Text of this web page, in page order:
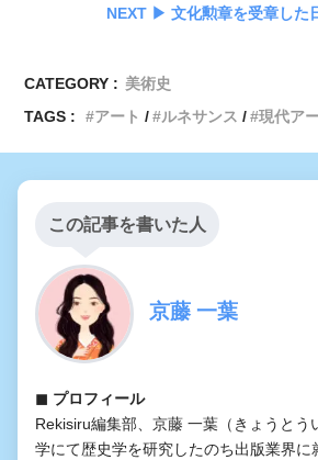
NEXT ▶︎ 文化勲章を受章した
CATEGORY : 美術史
TAGS :
アート ルネサンス 現代ア
この記事を書いた人
京藤 一葉
◼︎ プロフィール
Rekisiru編集部、京藤 一葉（きょうとう
学にて歴史学を研究したのち出版業界に